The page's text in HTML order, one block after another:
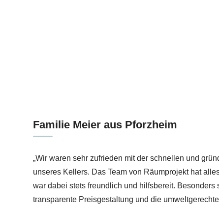
Familie Meier aus Pforzheim
„Wir waren sehr zufrieden mit der schnellen und
unseres Kellers. Das Team von Räumprojekt hat
war dabei stets freundlich und hilfsbereit. Besonders
transparente Preisgestaltung und die